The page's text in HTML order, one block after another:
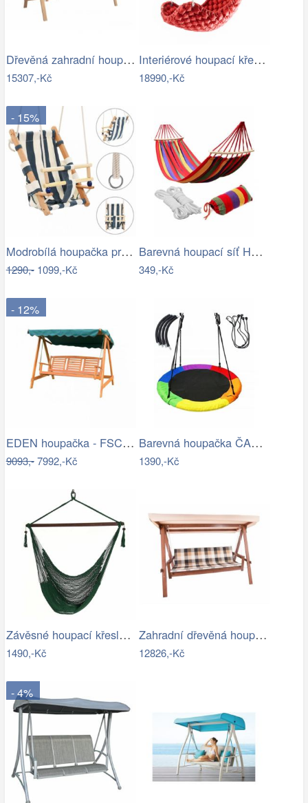
Dřevěná zahradní houpačka - VGD
15307,-Kč
Interiérové houpací křeslo Swingy In…
18990,-Kč
- 15%
Modrobílá houpačka pro batolata LAPSI
1290,-1099,-Kč
Barevná houpací síť HAMAK pro 2 osoby…
349,-Kč
- 12%
EDEN houpačka - FSC ROJAPLAST
9093,-7992,-Kč
Barevná houpačka ČAPÍ HNÍZDO 110 cm
1390,-Kč
Závěsné houpací křeslo BASKO Tempo…
1490,-Kč
Zahradní dřevěná houpačka-RJ
12826,-Kč
- 4%